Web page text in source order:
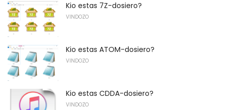
Kio estas 7Z-dosiero?
VINDOZO
Kio estas ATOM-dosiero?
VINDOZO
Kio estas CDDA-dosiero?
VINDOZO